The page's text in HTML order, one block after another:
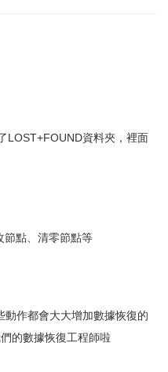
LOST+FOUND資料夾，裡面
節點、清零節點等
作都會大大增加數據恢復的
的數據恢復工程師啦